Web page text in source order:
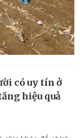
có uy tín ở
hiệu quả